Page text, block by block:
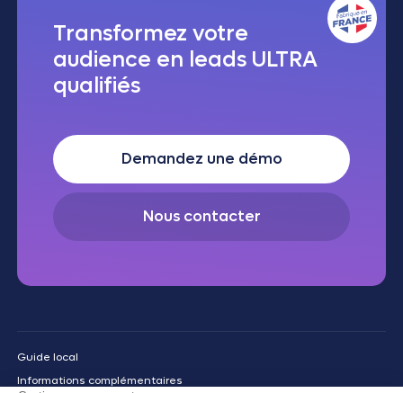
Transformez votre
audience en leads ULTRA
qualifiés
Demandez une démo
Nous contacter
Guide local
Informations complémentaires